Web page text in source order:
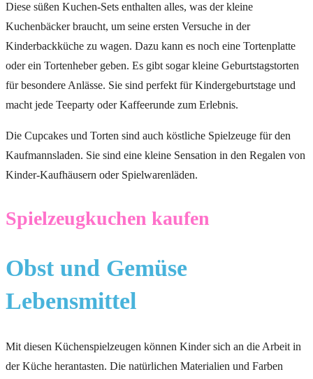
Diese süßen Kuchen-Sets enthalten alles, was der kleine
Kuchenbäcker braucht, um seine ersten Versuche in der
Kinderbackküche zu wagen. Dazu kann es noch eine Tortenplatte
oder ein Tortenheber geben. Es gibt sogar kleine Geburtstagstorten
für besondere Anlässe. Sie sind perfekt für Kindergeburtstage und
macht jede Teeparty oder Kaffeerunde zum Erlebnis.
Die Cupcakes und Torten sind auch köstliche Spielzeuge für den
Kaufmannsladen. Sie sind eine kleine Sensation in den Regalen von
Kinder-Kaufhäusern oder Spielwarenläden.
Spielzeugkuchen kaufen
Obst und Gemüse
Lebensmittel
Mit diesen Küchenspielzeugen können Kinder sich an die Arbeit in
der Küche herantasten. Die natürlichen Materialien und Farben